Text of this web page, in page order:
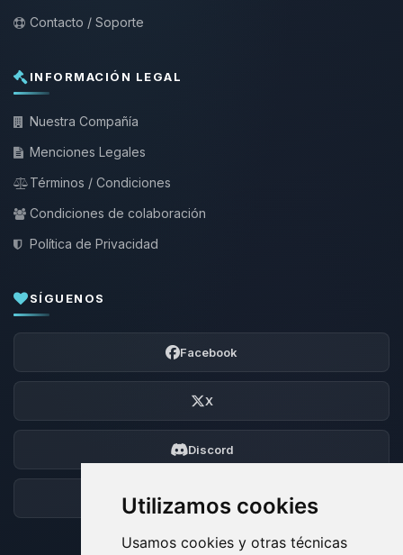
Utilizamos cookies
Usamos cookies y otras técnicas
Contacto / Soporte
INFORMACIÓN LEGAL
Nuestra Compañía
Menciones Legales
Términos / Condiciones
Condiciones de colaboración
Política de Privacidad
SÍGUENOS
Facebook
X
Discord
Foro